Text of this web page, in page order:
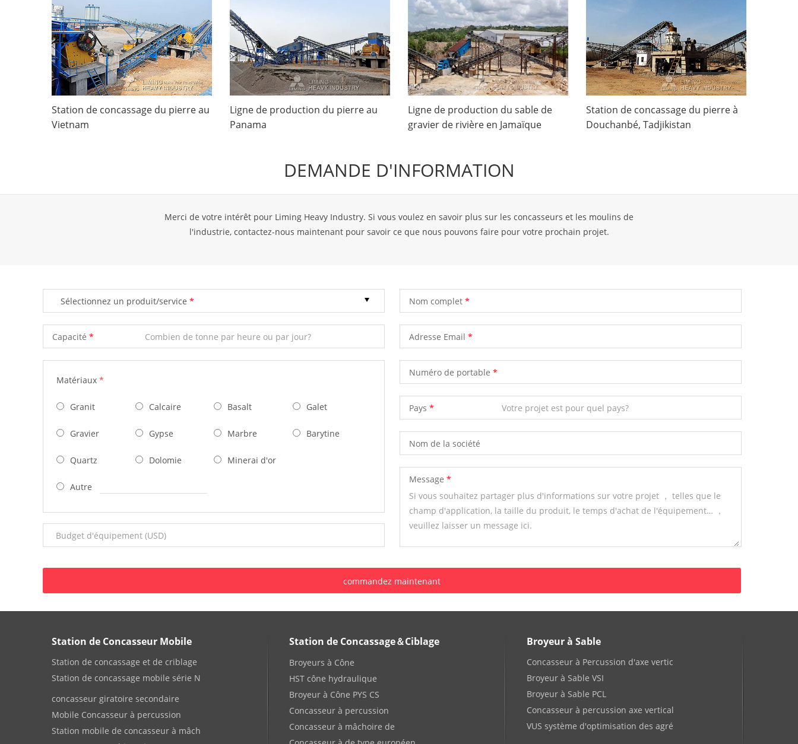
Station de concassage du pierre au
Vietnam
Ligne de production du pierre au
Panama
Ligne de production du sable de
gravier de rivière en Jamaïque
Station de concassage du pierre à
Douchanbé, Tadjikistan
DEMANDE D'INFORMATION
Merci de votre intérêt pour Liming Heavy Industry. Si vous voulez en savoir plus sur les concasseurs et les moulins de
l'industrie, contactez-nous maintenant pour savoir ce que nous pouvons faire pour votre prochain projet.
Sélectionnez un produit/service Nom complet
Capacité Adresse Email
Matériaux *
Granit Calcaire Basalt Galet
Gravier Gypse Marbre Barytine
Quartz Dolomie Minerai d'or
Autre
Numéro de portable
Pays
Nom de la société
Message
Station de Concasseur Mobile
Station de concassage et de criblage
Station de concassage mobile série N
concasseur giratoire secondaire
Mobile Concasseur à percussion
Station mobile de concasseur à mâch
Station de Concassage＆Ciblage
Broyeurs à Cône
HST cône hydraulique
Broyeur à Cône PYS CS
Concasseur à percussion
Concasseur à mâchoire de
Broyeur à Sable
Concasseur à Percussion d'axe vertic
Broyeur à Sable VSI
Broyeur à Sable PCL
Concasseur à percussion axe vertical
VUS système d'optimisation des agré